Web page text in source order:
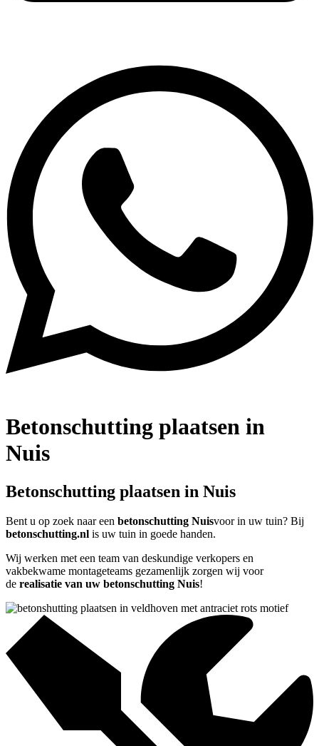
Betonschutting plaatsen in
Nuis
Betonschutting plaatsen in Nuis
Bent u op zoek naar een betonschutting Nuisvoor in uw tuin? Bij
betonschutting.nl is uw tuin in goede handen.
Wij werken met een team van deskundige verkopers en
vakbekwame montageteams gezamenlijk zorgen wij voor
de realisatie van uw betonschutting Nuis!